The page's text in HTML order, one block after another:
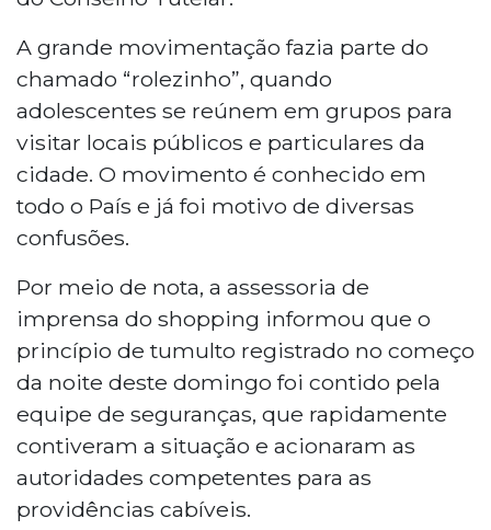
A grande movimentação fazia parte do
chamado “rolezinho”, quando
adolescentes se reúnem em grupos para
visitar locais públicos e particulares da
cidade. O movimento é conhecido em
todo o País e já foi motivo de diversas
confusões.
Por meio de nota, a assessoria de
imprensa do shopping informou que o
princípio de tumulto registrado no começo
da noite deste domingo foi contido pela
equipe de seguranças, que rapidamente
contiveram a situação e acionaram as
autoridades competentes para as
providências cabíveis.